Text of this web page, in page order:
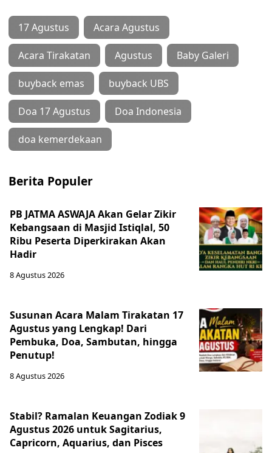
17 Agustus Acara Agustus
Acara Tirakatan Agustus Baby Galeri
buyback emas buyback UBS
Doa 17 Agustus Doa Indonesia
doa kemerdekaan
Berita Populer
PB JATMA ASWAJA Akan Gelar Zikir
Kebangsaan di Masjid Istiqlal, 50
Ribu Peserta Diperkirakan Akan
Hadir
8 Agustus 2026
Susunan Acara Malam Tirakatan 17
Agustus yang Lengkap! Dari
Pembuka, Doa, Sambutan, hingga
Penutup!
8 Agustus 2026
Stabil? Ramalan Keuangan Zodiak 9
Agustus 2026 untuk Sagitarius,
Capricorn, Aquarius, dan Pisces